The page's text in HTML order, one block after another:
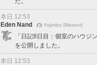
本日 12:53
Eden Nand
Yojimbo [Meteor]
「日記8日目：個室のハウジン
を公開しました。
本日 12:53